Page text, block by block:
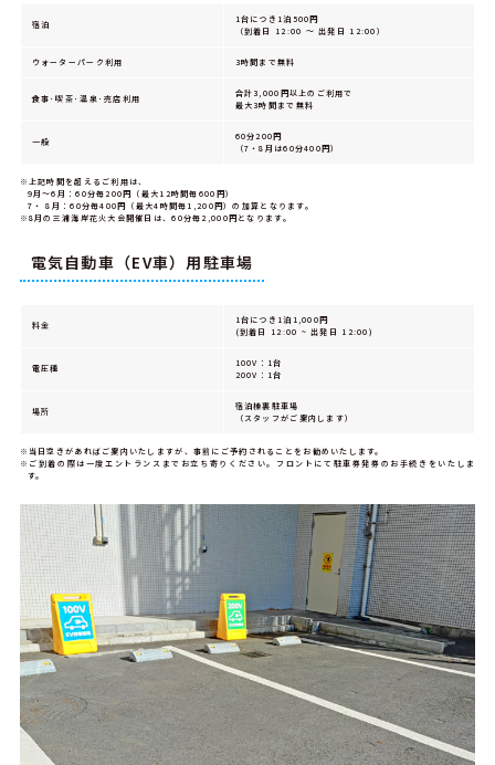
宿泊
1台につき1泊500円
（到着日 12:00 ～ 出発日 12:00）
ウォーターパーク利用 3時間まで無料
食事･喫茶･温泉･売店利用
合計3,000円以上のご利用で
最大3時間まで無料
一般
60分200円
（7・8月は60分400円）
※上記時間を超えるご利用は、
9月～6月：60分毎200円（最大12時間毎600円）
7・ 8月：60分毎400円（最大4時間毎1,200円）の加算となります。
※8月の三浦海岸花火大会開催日は、60分毎2,000円となります。
電気自動車（EV車）用駐車場
料金
1台につき1泊1,000円
(到着日 12:00 ~ 出発日 12:00)
電圧種
100V：1台
200V：1台
場所
宿泊棟裏駐車場
（スタッフがご案内します）
※当日空きがあればご案内いたしますが、事前にご予約されることをお勧めいたします。
※ご到着の際は一度エントランスまでお立ち寄りください。フロントにて駐車券発券のお手続きをいたしま
す。